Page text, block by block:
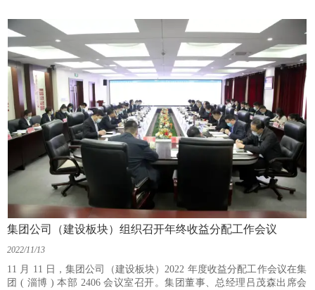
集团公司（建设板块）组织召开年终收益分配工作会议
2022/11/13
11 月 11 日，集团公司（建设板块）2022 年度收益分配工作会议在集
团 ( 淄博 ) 本部 2406 会议室召开。集团董事、总经理吕茂森出席会